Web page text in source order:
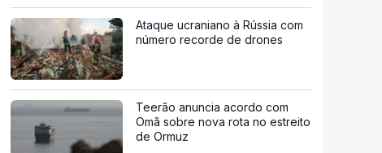
Ataque ucraniano à Rússia com
número recorde de drones
Teerão anuncia acordo com
Omã sobre nova rota no estreito
de Ormuz